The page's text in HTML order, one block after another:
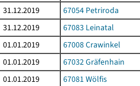
31.12.2019
67054 Petriroda
31.12.2019
67083 Leinatal
01.01.2019
67008 Crawinkel
01.01.2019
67032 Gräfenhain
01.01.2019
67081 Wölfis